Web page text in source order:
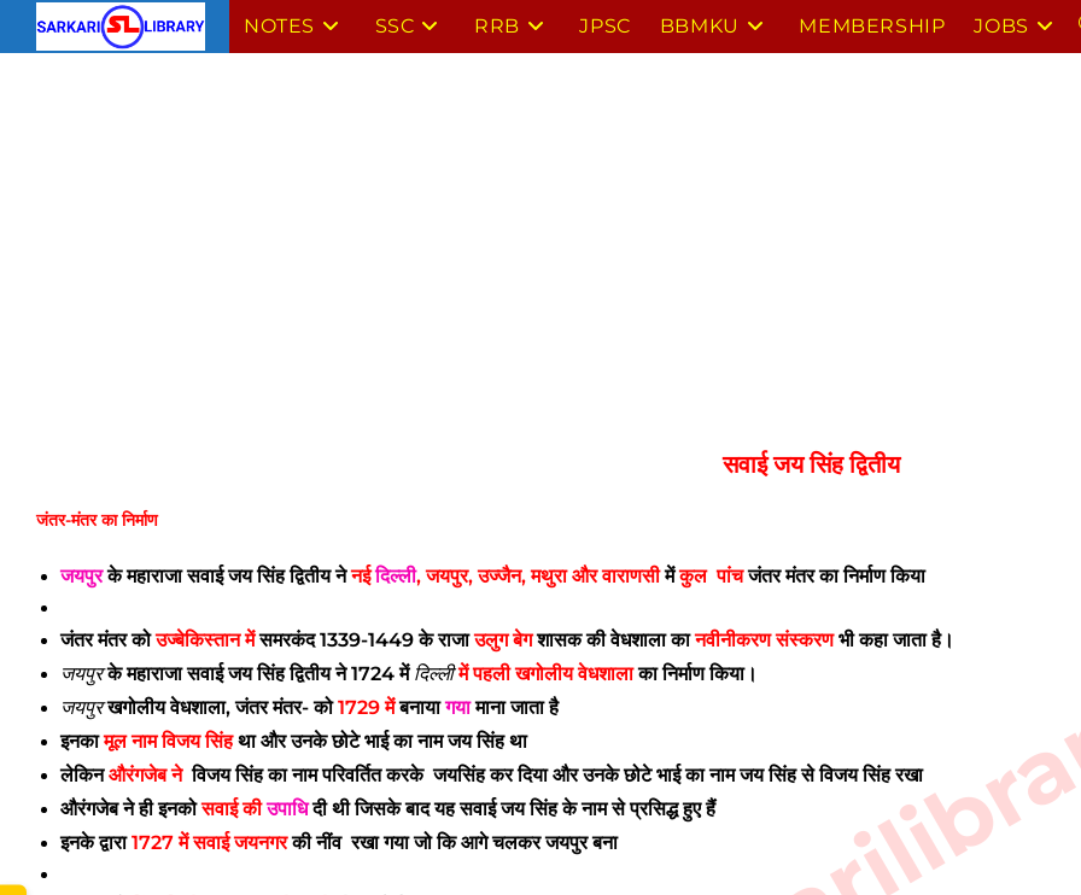
NOTES SSC RRB JPSC BBMKU MEMBERSHIP JOBS
सवाई जय सिंह द्वितीय
जंतर-मंतर का निर्माण
जयपुरके महाराजा सवाई जय सिंह द्वितीय नेनईदिल्ली, जयपुर, उज्जैन, मथुरा और वाराणसीमेंकुल पांचजंतर मंतर का निर्माण किया
जंतर मंतर कोउज्बेकिस्तान मेंसमरकंद 1339-1449 के राजाउलुग बेगशासक की वेधशाला कानवीनीकरण संस्करणभी कहा जाता है।
जयपुरके महाराजा सवाई जय सिंह द्वितीय ने1724 मेंदिल्लीमें पहली खगोलीय वेधशालाका निर्माण किया।
जयपुरखगोलीय वेधशाला, जंतर मंतर- को1729 मेंबनायागयामाना जाता है
इनकामूल नाम विजय सिंहथा और उनके छोटे भाई का नाम जय सिंह था
लेकिनऔरंगजेब नेविजय सिंहका नाम परिवर्तित करके जयसिंह कर दिया और उनके छोटे भाई का नाम जय सिंह से विजय सिंह रखा
औरंगजेब ने ही इनकोसवाई कीउपाधिदी थी जिसके बाद यह सवाई जय सिंह के नाम से प्रसिद्ध हुए हैं
इनके द्वारा1727 में सवाई जयनगरकी नींव रखा गया जो कि आगे चलकर जयपुर बना